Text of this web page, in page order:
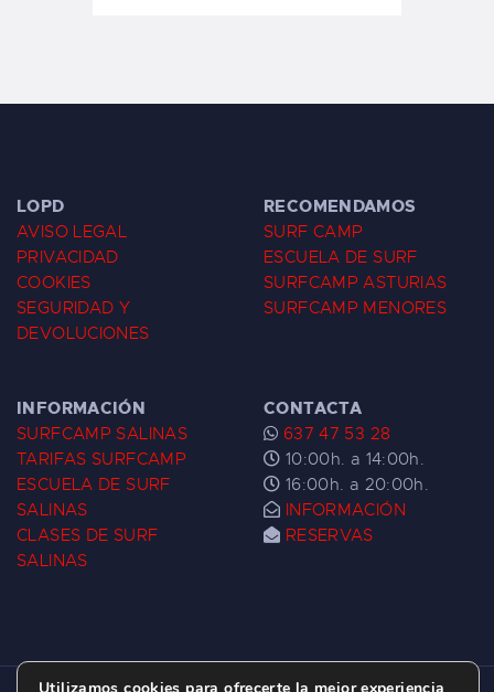
LOPD
AVISO LEGAL
PRIVACIDAD
COOKIES
SEGURIDAD Y
DEVOLUCIONES
RECOMENDAMOS
SURF CAMP
ESCUELA DE SURF
SURFCAMP ASTURIAS
SURFCAMP MENORES
INFORMACIÓN
SURFCAMP SALINAS
TARIFAS SURFCAMP
ESCUELA DE SURF
SALINAS
CLASES DE SURF
SALINAS
CONTACTA
637 47 53 28
10:00h. a 14:00h.
16:00h. a 20:00h.
INFORMACIÓN
RESERVAS